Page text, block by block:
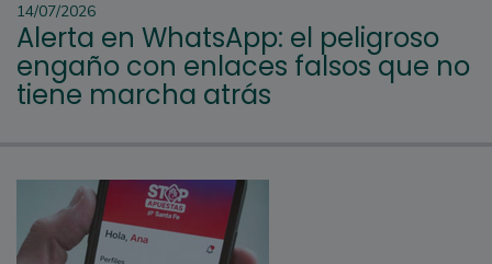
14/07/2026
Alerta en WhatsApp: el peligroso
engaño con enlaces falsos que no
tiene marcha atrás